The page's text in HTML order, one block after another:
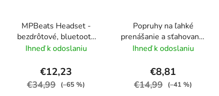
MPBeats Headset -
bezdrôtové, bluetooth
slúchadlá s digitálnym
nabitia
Ihneď k odoslaniu
€12,23
€34,99 (–65 %)
Popruhy na ľahké
prenášanie a sťahovanie
2ks
Ihneď k odoslaniu
€8,81
€14,99 (–41 %)